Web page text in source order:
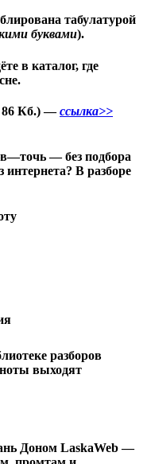
табулатурой
буквами).
в каталог, где
86 Кб.) —ссылка>>
в—точь — без подбора
интернета? В разборе
разборов
выходят
Доном LaskaWeb —